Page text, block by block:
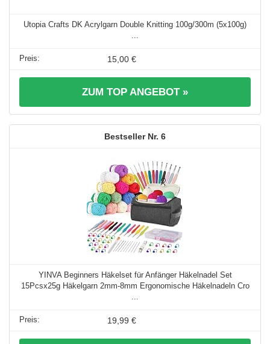
Utopia Crafts DK Acrylgarn Double Knitting 100g/300m (5x100g)
15,00 €
ZUM TOP ANGEBOT »
6
YINVA Beginners Häkelset für Anfänger Häkelnadel Set
15Pcsx25g Häkelgarn 2mm-8mm Ergonomische Häkelnadeln Cro
19,99 €